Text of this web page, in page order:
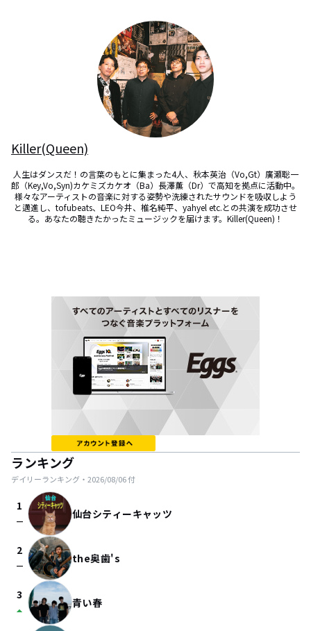
Killer(Queen)
人生はダンスだ！の言葉のもとに集まった4人、秋本英治（Vo,Gt）廣瀬聡一
郎（Key,Vo,Syn)カケミズカケオ（Ba）長澤薫（Dr）で高知を拠点に活動中。
様々なアーティストの音楽に対する姿勢や洗練されたサウンドを吸収しよう
と邁進し、tofubeats、LEO今井、椎名純平、yahyel etc.との共演を成功させ
る。あなたの聴きたかったミュージックを届けます。Killer(Queen)！
ランキング
デイリーランキング・ 2026/08/06付
1
check_indeterminate_small 仙台シティーキャッツ
2
check_indeterminate_small the奥歯's
3
arrow_drop_up 青い春